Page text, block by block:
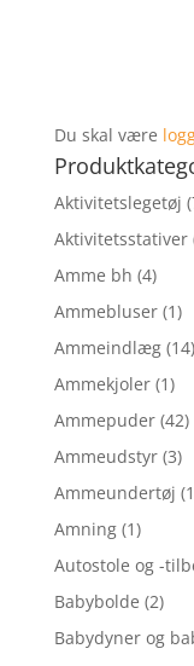
Du skal være
Aktivitetslegetøj
Aktivitetsstativer
Amme bh (4)
Ammebluser (1)
Ammeindlæg (14)
Ammekjoler (1)
Ammepuder (42)
Ammeudstyr (3)
Ammeundertøj
Amning (1)
Autostole og -
Babybolde (2)
Babydyner og